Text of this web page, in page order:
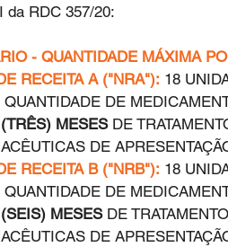
da RDC 357/20:
- QUANTIDADE MÁXIMA
RECEITA A ("NRA"): 18
DE
MESES DE
DE
RECEITA B ("NRB"): 18
DE
MESES DE
DE